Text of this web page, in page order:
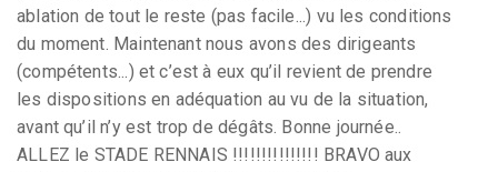
ablation de tout le reste (pas facile...) vu les conditions
du moment. Maintenant nous avons des dirigeants
(compétents...) et c’est à eux qu’il revient de prendre
les dispositions en adéquation au vu de la situation,
avant qu’il n’y est trop de dégâts. Bonne journée..
ALLEZ le STADE RENNAIS !!!!!!!!!!!!!!! BRAVO aux